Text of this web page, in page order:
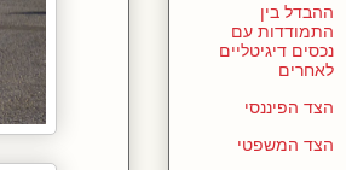
ההבדל בין
התמודדות עם
נכסים דיגיטליים
לאחרים
הצד הפיננסי
הצד המשפטי